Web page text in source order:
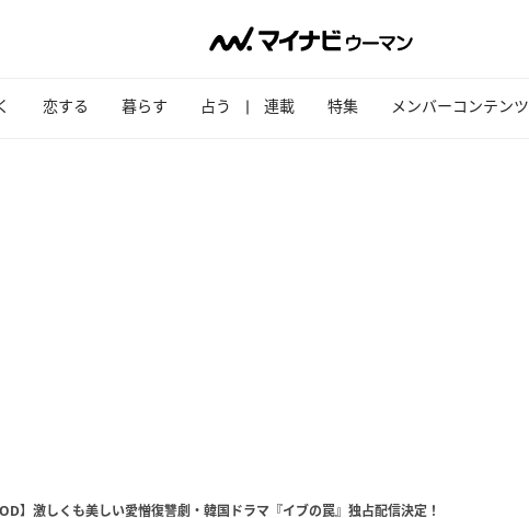
恋する 暮らす 占う 連載 特集 メンバーコンテンツ
】激しくも美しい愛憎復讐劇・韓国ドラマ『イブの罠』独占配信決定！